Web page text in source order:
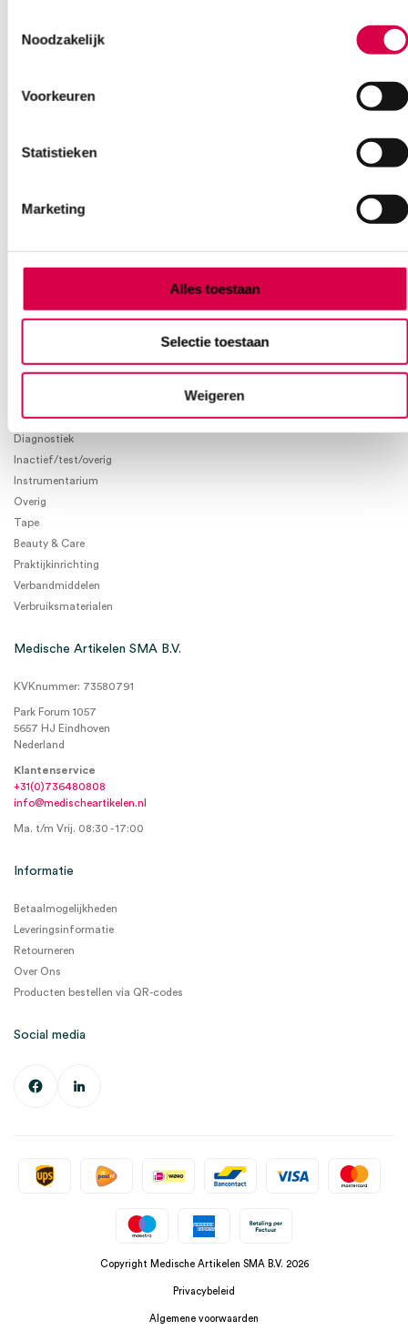
Noodzakelijk
Voorkeuren
Statistieken
Marketing
Alles toestaan
Selectie toestaan
Weigeren
Anca helpt je!
Vind je antwoord snel en makkelijk op onze klantenservice pagina.
Diagnostiek
Inactief/test/overig
Instrumentarium
Overig
Tape
Beauty & Care
Praktijkinrichting
Verbandmiddelen
Verbruiksmaterialen
Medische Artikelen SMA B.V.
KVKnummer: 73580791
Park Forum 1057
5657 HJ Eindhoven
Nederland
Klantenservice
+31(0)736480808
info@medischeartikelen.nl
Ma. t/m Vrij. 08:30 - 17:00
Informatie
Betaalmogelijkheden
Leveringsinformatie
Retourneren
Over Ons
Producten bestellen via QR-codes
Social media
Copyright Medische Artikelen SMA B.V. 2026
Privacybeleid
Algemene voorwaarden